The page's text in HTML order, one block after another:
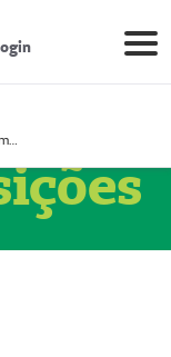
Prestador Mosaicum Espaço Clínico Eireli (51004355-5)